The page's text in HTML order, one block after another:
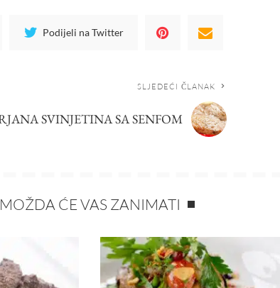
Podijeli na Twitter
SLJEDEĆI ČLANAK
SVINJETINA SA SENFOM
MOŽDA ĆE VAS ZANIMATI